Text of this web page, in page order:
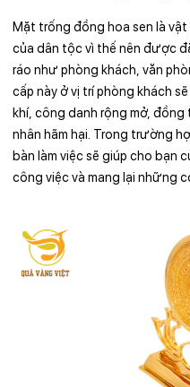
Mặt trống đồng hoa sen là
của dân tộc vì thế nên được
ráo như phòng khách, văn
cấp này ở vị trí phòng khách
khí, công danh rộng mở,
nhân hãm hại. Trong trường
bàn làm việc sẽ giúp cho bạn
công việc và mang lại những